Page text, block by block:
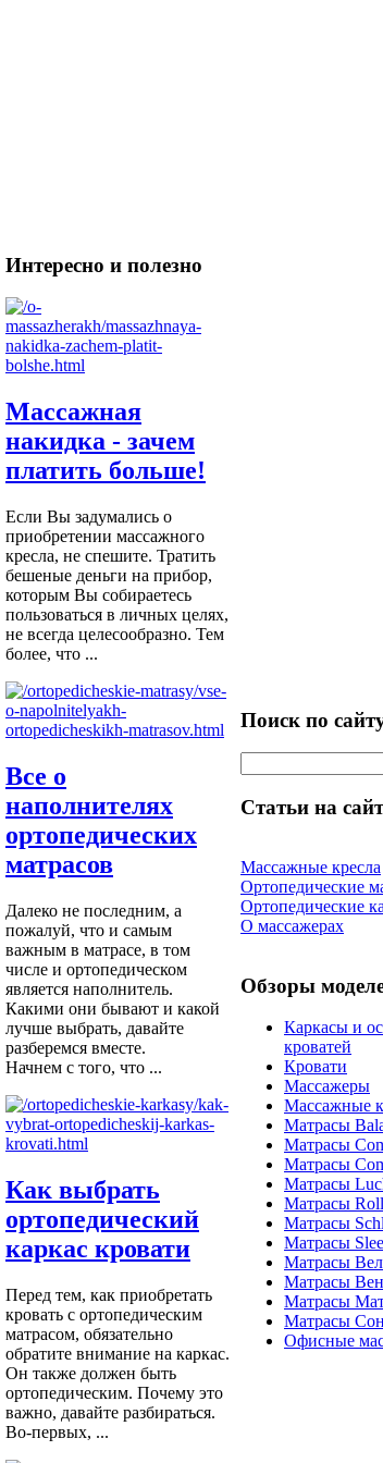
Интересно и полезно
Массажная
накидка - зачем
платить больше!
Если Вы задумались о
приобретении массажного
кресла, не спешите. Тратить
бешеные деньги на прибор,
которым Вы собираетесь
пользоваться в личных целях,
не всегда целесообразно. Тем
более, что ...
Все о
наполнителях
ортопедических
матрасов
Далеко не последним, а
пожалуй, что и самым
важным в матрасе, в том
числе и ортопедическом
является наполнитель.
Какими они бывают и какой
лучше выбрать, давайте
разберемся вместе.
Начнем с того, что ...
Как выбрать
ортопедический
каркас кровати
Перед тем, как приобретать
кровать с ортопедическим
матрасом, обязательно
обратите внимание на каркас.
Он также должен быть
ортопедическим. Почему это
важно, давайте разбираться.
Во-первых, ...
Поиск по
Статьи на
Массажные кресла
Ортопедические
Ортопедические
О массажерах
Обзоры
Каркасы и
кроватей
Кровати
Массажеры
Массажные
Матрасы
Матрасы
Матрасы
Матрасы
Матрасы
Матрасы
Матрасы
Матрасы
Матрасы
Матрасы
Матрасы
Офисные